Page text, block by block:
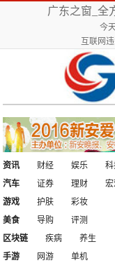
广东之窗_全
今
互联网
资讯 财经 娱乐
汽车
证券 理财
游戏
护肤
彩妆
美食
导购 评测
区块链
疾病
养生
手游
网游 单机